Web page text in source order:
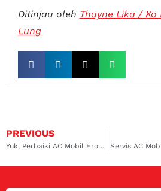
Ditinjau oleh Thayne Lika / Ko
Lung
PREVIOUS
Yuk, Perbaiki AC Mobil Eropa Anda di Kalimalang agar Kenyamanan Berkendara Anda Tetap Terjaga